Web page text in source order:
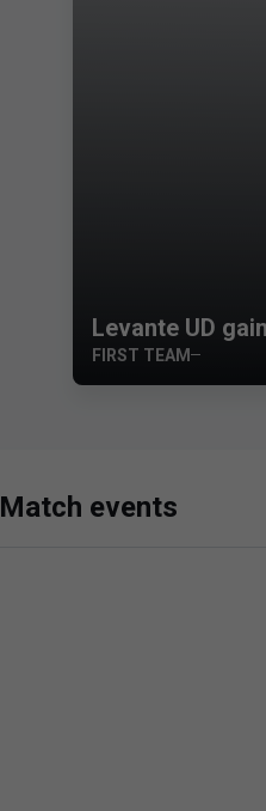
Levante UD
FIRST TEAM
Match events